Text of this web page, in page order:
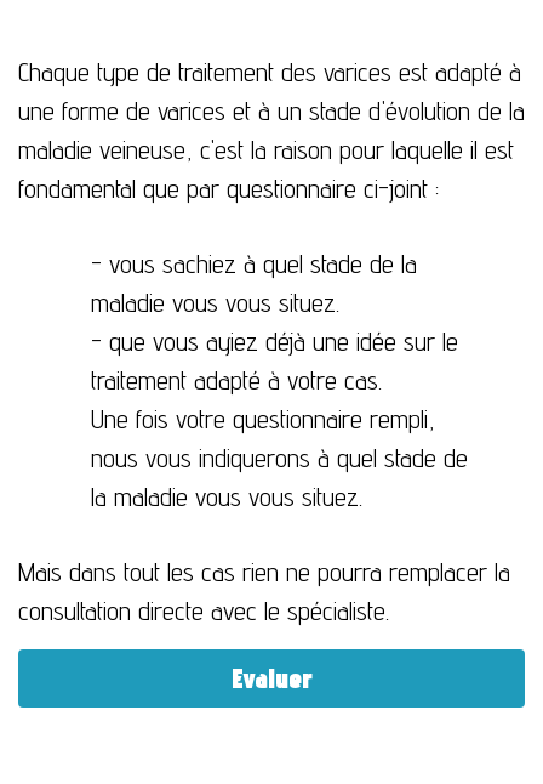
Chaque type de traitement des varices est adapté à
une forme de varices et à un stade d'évolution de la
maladie veineuse, c'est la raison pour laquelle il est
fondamental que par questionnaire ci-joint :
- vous sachiez à quel stade de la
maladie vous vous situez.
- que vous ayiez déjà une idée sur le
traitement adapté à votre cas.
Une fois votre questionnaire rempli,
nous vous indiquerons à quel stade de
la maladie vous vous situez.
Mais dans tout les cas rien ne pourra remplacer la
consultation directe avec le spécialiste.
Evaluer